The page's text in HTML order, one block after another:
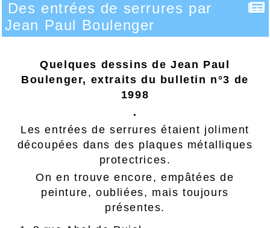
Des entrées de serrures par
Jean Paul Boulenger
Quelques dessins de Jean Paul
Boulenger, extraits du bulletin n°3 de
1998
.
Les entrées de serrures étaient joliment
découpées dans des plaques métalliques
protectrices.
On en trouve encore, empâtées de
peinture, oubliées, mais toujours
présentes.